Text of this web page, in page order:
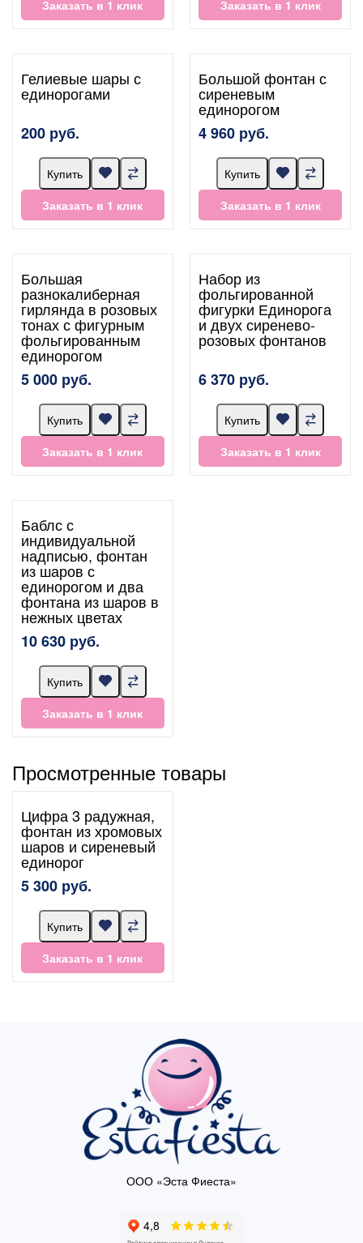
Заказать в 1 клик Заказать в 1 клик
Гелиевые шары с
единорогами
200 руб.
Купить
Заказать в 1 клик
Большой фонтан с
сиреневым
единорогом
4 960 руб.
Купить
Заказать в 1 клик
Большая
разнокалиберная
гирлянда в розовых
тонах с фигурным
фольгированным
единорогом
5 000 руб.
Купить
Заказать в 1 клик
Набор из
фольгированной
фигурки Единорога
и двух сиренево-
розовых фонтанов
6 370 руб.
Купить
Заказать в 1 клик
Баблс с
индивидуальной
надписью, фонтан
из шаров с
единорогом и два
фонтана из шаров в
нежных цветах
10 630 руб.
Купить
Заказать в 1 клик
Просмотренные товары
Цифра 3 радужная,
фонтан из хромовых
шаров и сиреневый
единорог
5 300 руб.
Купить
Заказать в 1 клик
ООО «Эста Фиеста»